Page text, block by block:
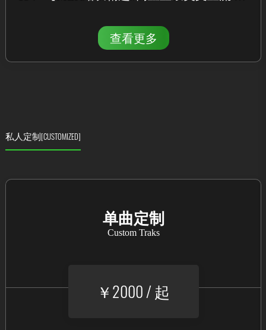
查看更多
私人定制[CUSTOMIZED]
单曲定制
Custom Traks
￥2000 / 起